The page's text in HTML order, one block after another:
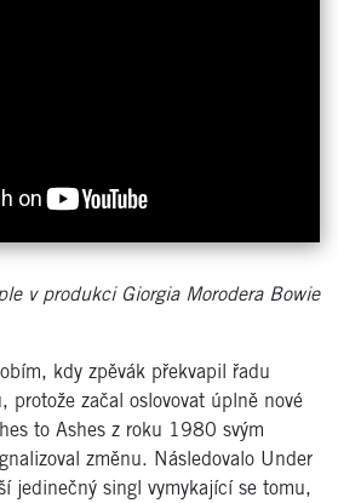
v produkci Giorgia Morodera Bowie
kdy zpěvák překvapil řadu
protože začal oslovovat úplně nové
to Ashes z roku 1980 svým
změnu. Následovalo Under
jedinečný singl vymykající se tomu,